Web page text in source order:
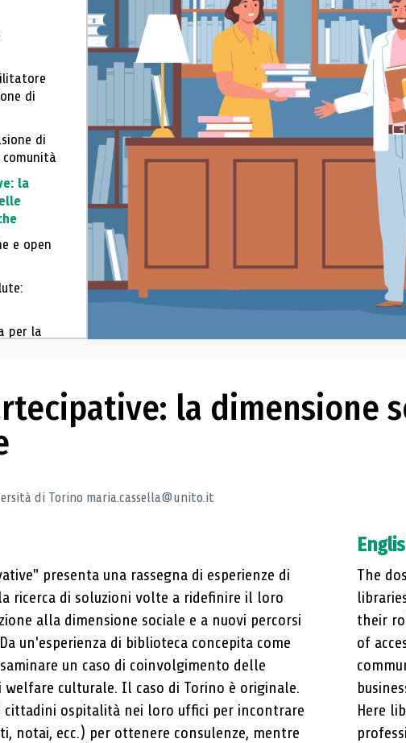
di
di
comunità
la
e open
per la
nel
e
la dimensione
di Torino maria.cassella@unito.it
presenta una rassegna di esperienze di
ricerca di soluzioni volte a ridefinire il loro
alla dimensione sociale e a nuovi percorsi
un'esperienza di biblioteca concepita come
un caso di coinvolgimento delle
culturale. Il caso di Torino è originale.
ospitalità nei loro uffici per incontrare
notai, ecc.) per ottenere consulenze, mentre
The
their
of
Here